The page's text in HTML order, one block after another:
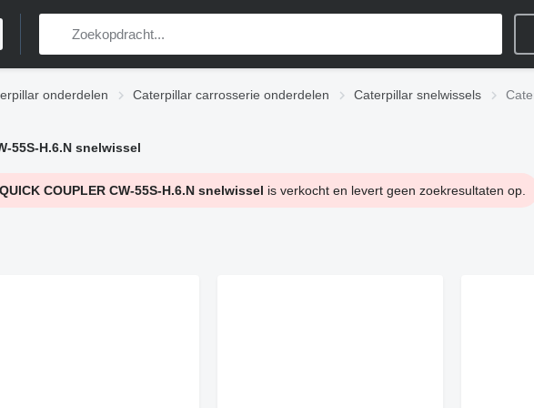
onderdelen Caterpillar carrosserie onderdelen Caterpillar snelwissels
55S-H.6.N snelwissel
COUPLER CW-55S-H.6.N snelwissel is verkocht en levert geen zoekresultaten op.